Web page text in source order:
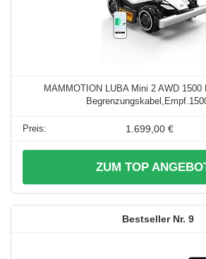
MAMMOTION LUBA Mini 2 AWD 1500
1.699,00 €
ZUM TOP
9